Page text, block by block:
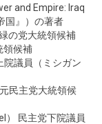
and Empire: Iraq
国』）の著者
の党大統領候補
領候補
院議員（ミシガン
民主党大統領候
） 民主党下院議員